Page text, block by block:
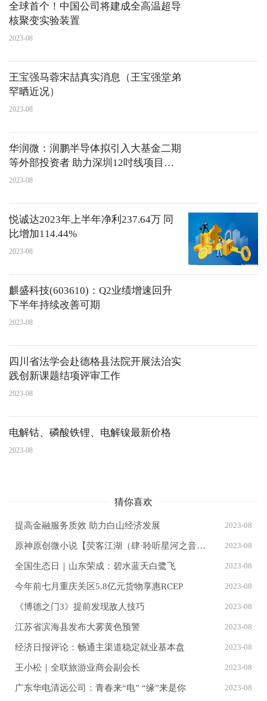
全球首个！中国公司将建成全高温超导
核聚变实验装置
2023-08
王宝强马蓉宋喆真实消息（王宝强堂弟
罕晒近况）
2023-08
华润微：润鹏半导体拟引入大基金二期
等外部投资者 助力深圳12吋线项目建
设
2023-08
悦诚达2023年上半年净利237.64万 同
比增加114.44%
2023-08
麒盛科技(603610)：Q2业绩增速回升
下半年持续改善可期
2023-08
四川省法学会赴德格县法院开展法治实
践创新课题结项评审工作
2023-08
电解钴、磷酸铁锂、电解镍最新价格
2023-08
猜你喜欢
提高金融服务质效 助力白山经济发展 2023-08
原神原创微小说【荧客江湖（肆·聆听星河之音）】 2023-08
全国生态日｜山东荣成：碧水蓝天白鹭飞 2023-08
今年前七月重庆关区5.8亿元货物享惠RCEP 2023-08
《博德之门3》提前发现敌人技巧 2023-08
江苏省滨海县发布大雾黄色预警 2023-08
经济日报评论：畅通主渠道稳定就业基本盘 2023-08
王小松｜全联旅游业商会副会长 2023-08
广东华电清远公司：青春来“电” “缘”来是你 2023-08